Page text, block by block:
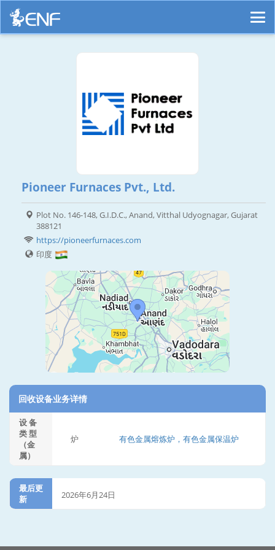
Pioneer Furnaces Pvt., Ltd.
Plot No. 146-148, G.I.D.C., Anand, Vitthal Udyognagar, Gujarat
388121
https://pioneerfurnaces.com
印度
回收设备业务详情
设 备
类 型
（金
属）
炉 有色金属熔炼炉，有色金属保温炉
最后更
新
2026年6月24日